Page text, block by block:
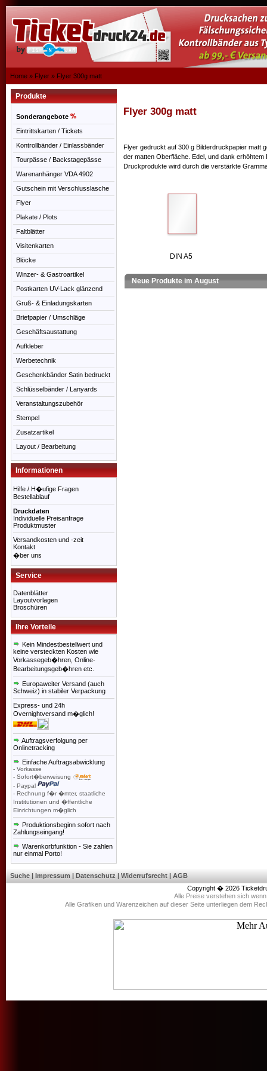
Home » Flyer » Flyer 300g matt
Produkte
Sonderangebote
Eintrittskarten / Tickets
Kontrollbänder / Einlassbänder
Tourpässe / Backstagepässe
Warenanhänger VDA 4902
Gutschein mit Verschlusslasche
Flyer
Plakate / Plots
Faltblätter
Visitenkarten
Blöcke
Winzer- & Gastroartikel
Postkarten UV-Lack glänzend
Gruß- & Einladungskarten
Briefpapier / Umschläge
Geschäftsaustattung
Aufkleber
Werbetechnik
Geschenkbänder Satin bedruckt
Schlüsselbänder / Lanyards
Veranstaltungszubehör
Stempel
Zusatzartikel
Layout / Bearbeitung
Informationen
Hilfe / H�ufige Fragen
Bestellablauf
Druckdaten
Individuelle Preisanfrage
Produktmuster
Versandkosten und -zeit
Kontakt
�ber uns
Service
Datenblätter
Layoutvorlagen
Broschüren
Ihre Vorteile
Kein Mindestbestellwert und
keine versteckten Kosten wie
Vorkassegeb�hren, Online-
Bearbeitungsgeb�hren etc.
Europaweiter Versand (auch
Schweiz) in stabiler Verpackung
Express- und 24h
Overnightversand m�glich!
Auftragsverfolgung per
Onlinetracking
Einfache Auftragsabwicklung
- Vorkasse
- Sofort�berweisung
- Paypal
- Rechnung f�r �mter, staatliche
Institutionen und �ffentliche
Einrichtungen m�glich
Produktionsbeginn sofort nach
Zahlungseingang!
Warenkorbfunktion - Sie zahlen
nur einmal Porto!
Flyer 300g matt
Flyer gedruckt auf 300 g Bilderdruckpapier matt
der matten Oberfläche. Edel, und dank
Druckprodukte wird durch die verstärkte
DIN A5
Neue Produkte im August
Suche | Impressum | Datenschutz | Widerrufsrecht | AGB
Copyright � 2026
Alle Preise verstehen sich
Alle Grafiken und Warenzeichen auf dieser Seite unterliegen dem